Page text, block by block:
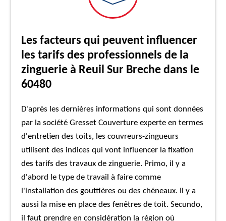
Les facteurs qui peuvent influencer
les tarifs des professionnels de la
zinguerie à Reuil Sur Breche dans le
60480
D'après les dernières informations qui sont données
par la société Gresset Couverture experte en termes
d'entretien des toits, les couvreurs-zingueurs
utilisent des indices qui vont influencer la fixation
des tarifs des travaux de zinguerie. Primo, il y a
d'abord le type de travail à faire comme
l'installation des gouttières ou des chéneaux. Il y a
aussi la mise en place des fenêtres de toit. Secundo,
il faut prendre en considération la région où